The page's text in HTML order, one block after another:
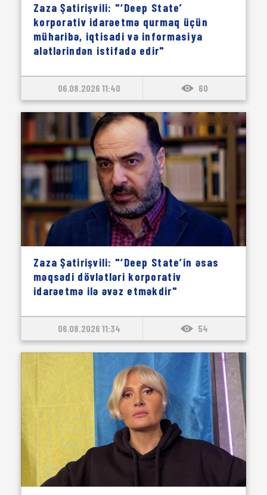
Zaza Şatirişvili: "‘Deep State’
korporativ idarəetmə qurmaq üçün
müharibə, iqtisadi və informasiya
alətlərindən istifadə edir"
06.08.2026 11:40 60
Zaza Şatirişvili: "‘Deep State’in əsas
məqsədi dövlətləri korporativ
idarəetmə ilə əvəz etməkdir"
06.08.2026 11:34 54